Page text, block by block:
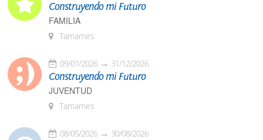
Construyendo mi Futuro
FAMILIA
Tamames
09/01/2026 31/12/2026
Construyendo mi Futuro
JUVENTUD
Tamames
08/05/2026 30/08/2026